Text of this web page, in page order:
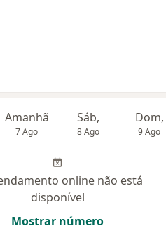
Amanhã
7 Ago
Sáb,
8 Ago
Dom,
9 Ago
online não está
disponível
Mostrar número